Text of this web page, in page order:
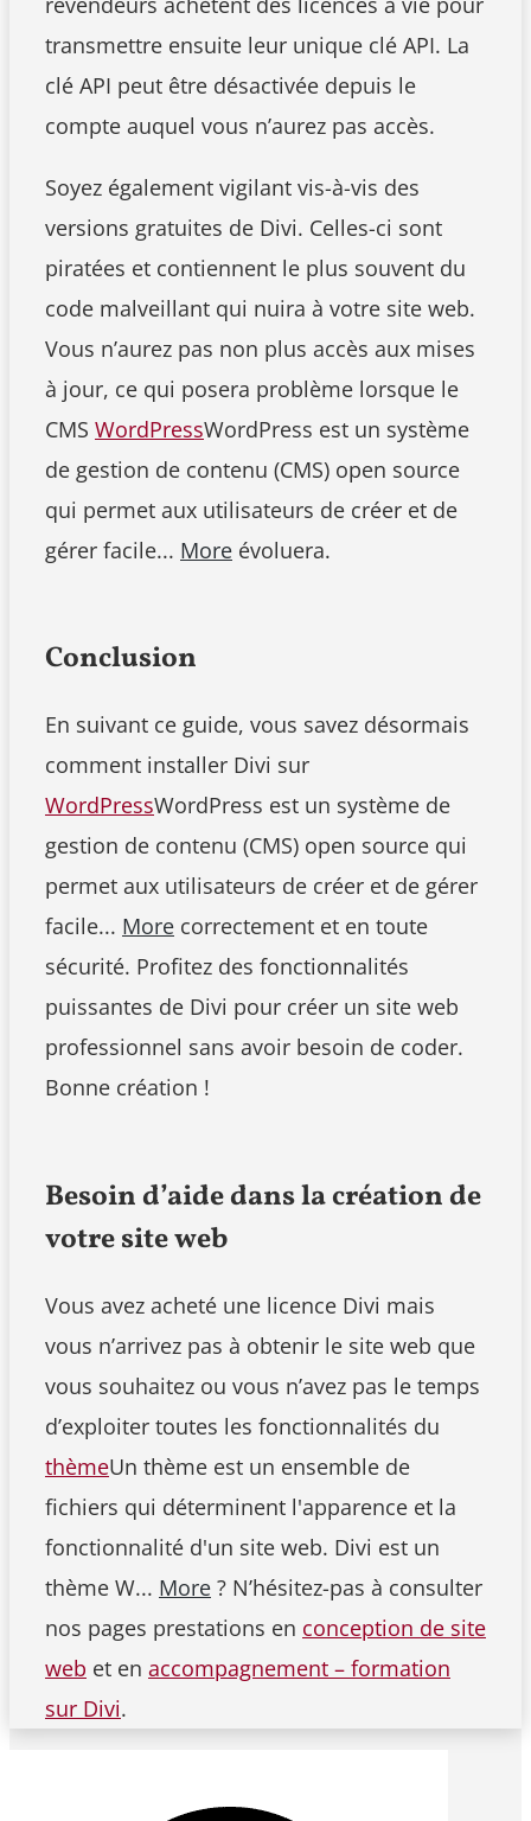
transmettre ensuite leur unique clé API. La
clé API peut être désactivée depuis le
compte auquel vous n’aurez pas accès.
Soyez également vigilant vis-à-vis des
versions gratuites de Divi. Celles-ci sont
piratées et contiennent le plus souvent du
code malveillant qui nuira à votre site web.
Vous n’aurez pas non plus accès aux mises
à jour, ce qui posera problème lorsque le
CMS WordPressWordPress est un système
de gestion de contenu (CMS) open source
qui permet aux utilisateurs de créer et de
gérer facile... More évoluera.
Conclusion
En suivant ce guide, vous savez désormais
comment installer Divi sur
WordPressWordPress est un système de
gestion de contenu (CMS) open source qui
permet aux utilisateurs de créer et de gérer
facile... More correctement et en toute
sécurité. Profitez des fonctionnalités
puissantes de Divi pour créer un site web
professionnel sans avoir besoin de coder.
Bonne création !
Besoin d’aide dans la création de
votre site web
Vous avez acheté une licence Divi mais
vous n’arrivez pas à obtenir le site web que
vous souhaitez ou vous n’avez pas le temps
d’exploiter toutes les fonctionnalités du
thèmeUn thème est un ensemble de
fichiers qui déterminent l'apparence et la
fonctionnalité d'un site web. Divi est un
thème W... More ? N’hésitez-pas à consulter
nos pages prestations en conception de site
web et en accompagnement – formation
sur Divi.